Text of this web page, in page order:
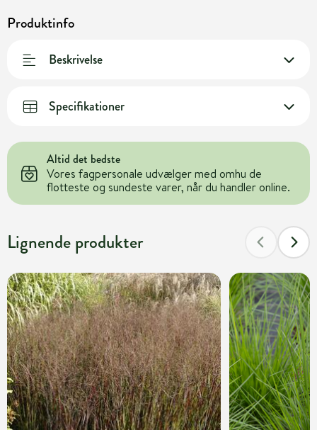
Produktinfo
Beskrivelse
Specifikationer
Altid det bedste
Vores fagpersonale udvælger med omhu de
flotteste og sundeste varer, når du handler online.
Lignende produkter